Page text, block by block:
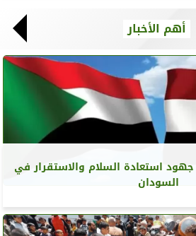
أهم الأخبار
استعادة السلام والاستقرار في
السودان